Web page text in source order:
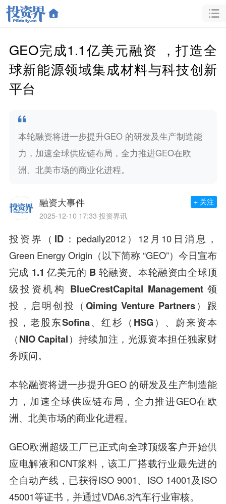
GEO完成1.1亿美元融资 ，打造全
球新能源领域集成材料与科技创新
平台
本轮融资将进一步提升GEO 的研发及生产制造能
力，加速全球供应链布局，全力推进GEO在欧
洲、北美市场的商业化进程。
融资大事件
2025-12-10 17:33 投资界讯
+ 关注
投资界（ID：pedaily2012）12月10日消息，
Green Energy Origin（以下简称 “GEO”）今日宣布
完成 1.1 亿美元的 B 轮融资。本轮融资由全球顶
级投资机构 BlueCrestCapital Management 领
投，启明创投（Qiming Venture Partners）跟
投，老股东Sofina、红杉（HSG）、蔚来资本
（NIO Capital） 持续加注，光源资本担任独家财
务顾问。
本轮融资将进一步提升GEO 的研发及生产制造能
力，加速全球供应链布局，全力推进GEO在欧
洲、北美市场的商业化进程。
GEO欧洲超级工厂已正式向全球顶级客户开始供
应电解液和CNT浆料，该工厂搭载行业最先进的
全自动产线，已获得ISO 9001、ISO 14001及ISO
45001等证书，并通过VDA6.3汽车行业审核。